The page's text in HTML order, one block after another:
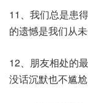
11、我们总是患
的遗憾是我们从未
12、朋友相处的
没话沉默也不尴尬